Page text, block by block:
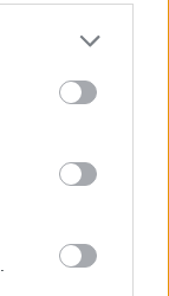
virs
turės